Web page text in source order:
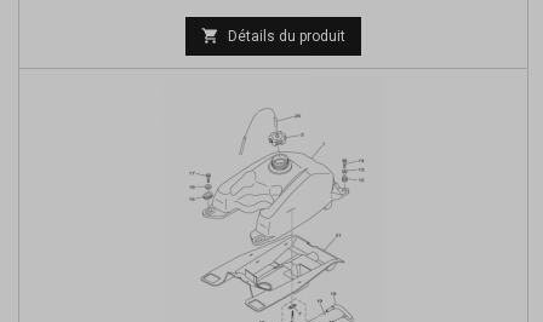
Prix
de
 Détails du produit